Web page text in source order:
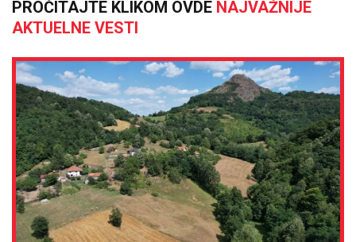
PROČITAJTE KLIKOM OVDE NAJVAŽNIJE
AKTUELNE VESTI